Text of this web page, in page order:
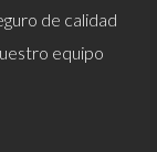
de calidad
equipo